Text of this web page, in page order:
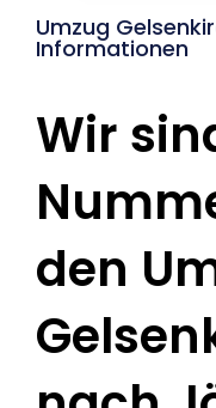
Umzug
Informationen
Wir
den